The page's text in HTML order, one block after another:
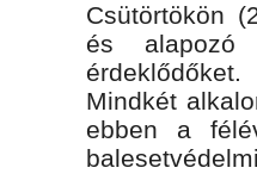
Csütörtökön
és alapozó
érdeklődőket.
Mindkét
ebben a